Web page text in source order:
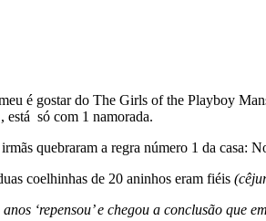
é gostar do The Girls of the Playboy
está só com 1 namorada.
quebraram a regra número 1 da casa:
coelhinhas de 20 aninhos eram fiéis
‘repensou’ e chegou a conclusão